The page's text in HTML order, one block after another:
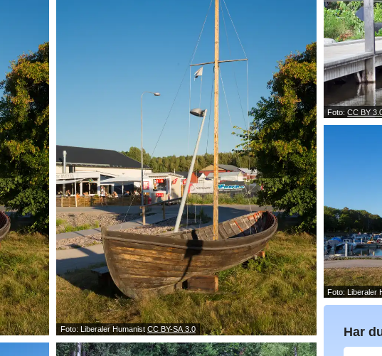
Foto: Liberaler Humanist CC BY-SA 3.0
Foto:CC BY
Foto: Liberaler
Har